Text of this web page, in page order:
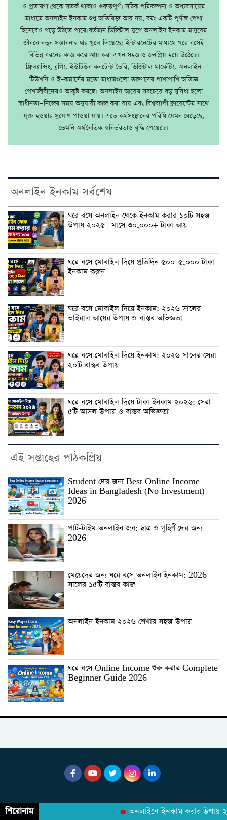
ও প্রতারণা থেকে সতর্ক থাকাও গুরুত্বপূর্ণ। সঠিক পরিকল্পনা ও অধ্যবসায়ের
মাধ্যমে অনলাইন ইনকাম শুধু অতিরিক্ত আয় নয়, বরং একটি পূর্ণাঙ্গ পেশা
হিসেবেও গড়ে উঠতে পারে।বর্তমান ডিজিটাল যুগে অনলাইন ইনকাম মানুষের
জীবনে নতুন সম্ভাবনার দ্বার খুলে দিয়েছে। ইন্টারনেটের মাধ্যমে ঘরে বসেই
বিভিন্ন ধরনের কাজ করে আয় করা এখন সহজ ও জনপ্রিয় হয়ে উঠেছে।
ফ্রিল্যান্সিং, ব্লগিং, ইউটিউব কনটেন্ট তৈরি, ডিজিটাল মার্কেটিং, অনলাইন
টিউশনি ও ই–কমার্সের মতো মাধ্যমগুলো তরুণদের পাশাপাশি অভিজ্ঞ
পেশাজীবীদেরও আকৃষ্ট করছে। অনলাইন আয়ের সবচেয়ে বড় সুবিধা হলো
স্বাধীনতা—নিজের সময় অনুযায়ী কাজ করা যায় এবং বিশ্বব্যাপী ক্লায়েন্টের সাথে
যুক্ত হওয়ার সুযোগ পাওয়া যায়। এতে কর্মসংস্থানের পরিধি যেমন বেড়েছে,
তেমনি অর্থনৈতিক স্বনির্ভরতাও বৃদ্ধি পেয়েছে।
অনলাইন ইনকাম সর্বশেষ
ঘরে বসে অনলাইন থেকে ইনকাম করার ১০টি সহজ
উপায় ২০২৫ | মাসে ৩০,০০০+ টাকা আয়
ঘরে বসে মোবাইল দিয়ে প্রতিদিন ৫০০–৫,০০০ টাকা
ইনকাম করুন
ঘরে বসে মোবাইল দিয়ে ইনকাম: ২০২৬ সালের
ভাইরাল আয়ের উপায় ও বাস্তব অভিজ্ঞতা
ঘরে বসে মোবাইল দিয়ে ইনকাম: ২০২৬ সালের সেরা
২০টি বাস্তব উপায়
ঘরে বসে মোবাইল দিয়ে টাকা ইনকাম ২০২৬: সেরা
৫টি আসল উপায় ও বাস্তব অভিজ্ঞতা
এই সপ্তাহের পাঠকপ্রিয়
Student দের জন্য Best Online Income
Ideas in Bangladesh (No Investment)
2026
পার্ট-টাইম অনলাইন জব: ছাত্র ও গৃহিণীদের জন্য
2026
মেয়েদের জন্য ঘরে বসে অনলাইন ইনকাম: 2026
সালের ১৫টি বাস্তব কাজ
অনলাইন ইনকাম ২০২৬ শেখার সহজ উপায়
ঘরে বসে Online Income শুরু করার Complete
Beginner Guide 2026
শিরোনাম অনলাইনে ইনকাম করার উপায়